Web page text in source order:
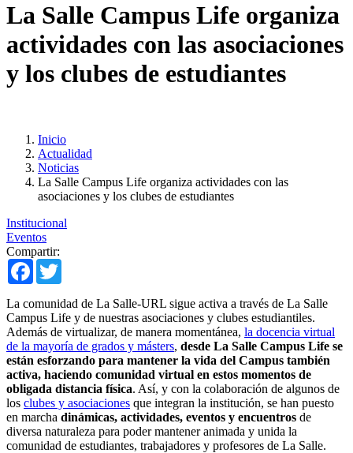
La Salle Campus Life organiza
actividades con las asociaciones
y los clubes de estudiantes
Inicio
Actualidad
Noticias
La Salle Campus Life organiza actividades con las
asociaciones y los clubes de estudiantes
Institucional
Eventos
Compartir:
Facebook
La comunidad de La Salle-URL sigue activa a través de La Salle
Campus Life y de nuestras asociaciones y clubes estudiantiles.
Además de virtualizar, de manera momentánea, la docencia virtual
de la mayoría de grados y másters, desde La Salle Campus Life se
están esforzando para mantener la vida del Campus también
activa, haciendo comunidad virtual en estos momentos de
obligada distancia física. Así, y con la colaboración de algunos de
los clubes y asociaciones que integran la institución, se han puesto
en marcha dinámicas, actividades, eventos y encuentros de
diversa naturaleza para poder mantener animada y unida la
comunidad de estudiantes, trabajadores y profesores de La Salle.